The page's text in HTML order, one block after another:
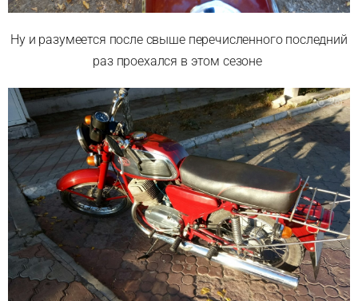
Ну и разумеется после свыше перечисленного последний
раз проехался в этом сезоне